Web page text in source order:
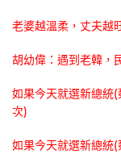
老婆越溫柔，丈夫越
胡幼偉：遇到老韓，
如果今天就選新總統
次)
如果今天就選新總統